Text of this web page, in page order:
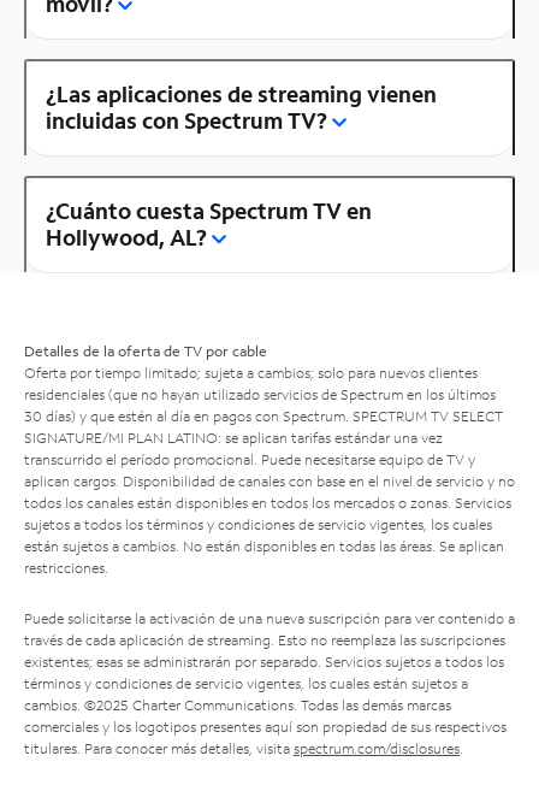
¿Las aplicaciones de streaming vienen
incluidas con Spectrum TV?
¿Cuánto cuesta Spectrum TV en
Hollywood, AL?
Detalles de la oferta de TV por cable
Oferta por tiempo limitado; sujeta a cambios; solo para nuevos clientes
residenciales (que no hayan utilizado servicios de Spectrum en los últimos
30 días) y que estén al día en pagos con Spectrum. SPECTRUM TV SELECT
SIGNATURE/MI PLAN LATINO: se aplican tarifas estándar una vez
transcurrido el período promocional. Puede necesitarse equipo de TV y
aplican cargos. Disponibilidad de canales con base en el nivel de servicio y no
todos los canales están disponibles en todos los mercados o zonas. Servicios
sujetos a todos los términos y condiciones de servicio vigentes, los cuales
están sujetos a cambios. No están disponibles en todas las áreas. Se aplican
restricciones.
Puede solicitarse la activación de una nueva suscripción para ver contenido a
través de cada aplicación de streaming. Esto no reemplaza las suscripciones
existentes; esas se administrarán por separado. Servicios sujetos a todos los
términos y condiciones de servicio vigentes, los cuales están sujetos a
cambios. ©2025 Charter Communications. Todas las demás marcas
comerciales y los logotipos presentes aquí son propiedad de sus respectivos
titulares. Para conocer más detalles, visita spectrum.com/disclosures.